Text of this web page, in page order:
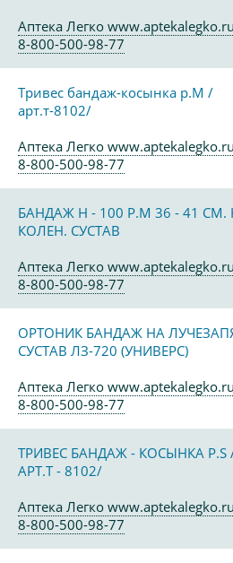
Аптека Легко www.aptekalegko.ru
8-800-500-98-77
Тривес бандаж-косынка р.M /
арт.т-8102/
Аптека Легко www.aptekalegko.ru
8-800-500-98-77
БАНДАЖ Н - 100 Р.М 36 - 41 СМ.
КОЛЕН. СУСТАВ
Аптека Легко www.aptekalegko.ru
8-800-500-98-77
ОРТОНИК БАНДАЖ НА
СУСТАВ ЛЗ-720 (УНИВЕРС)
Аптека Легко www.aptekalegko.ru
8-800-500-98-77
ТРИВЕС БАНДАЖ - КОСЫНКА Р.S
АРТ.Т - 8102/
Аптека Легко www.aptekalegko.ru
8-800-500-98-77